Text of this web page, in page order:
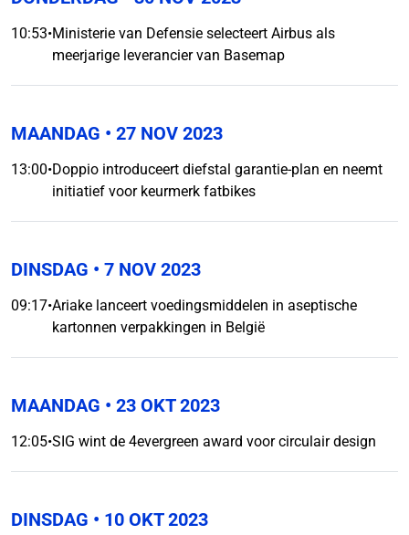
10:53•Ministerie van Defensie selecteert Airbus als
meerjarige leverancier van Basemap
MAANDAG • 27 NOV 2023
13:00•Doppio introduceert diefstal garantie-plan en neemt
initiatief voor keurmerk fatbikes
DINSDAG • 7 NOV 2023
09:17•Ariake lanceert voedingsmiddelen in aseptische
kartonnen verpakkingen in België
MAANDAG • 23 OKT 2023
12:05•SIG wint de 4evergreen award voor circulair design
DINSDAG • 10 OKT 2023